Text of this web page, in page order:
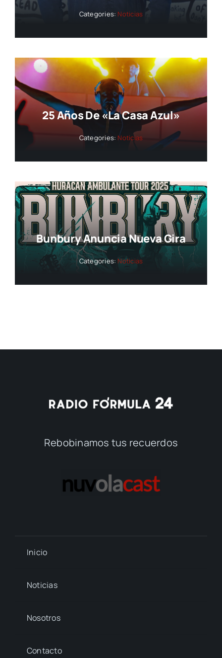
Categories: Noticias
25 Años De «La Casa Azul»
Categories: Noticias
Bunbury Anuncia Nueva Gira
Categories: Noticias
Rebobinamos tus recuerdos
Inicio
Noticias
Nosotros
Contacto